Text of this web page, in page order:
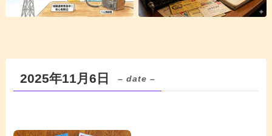
2025年11月6日 – date –